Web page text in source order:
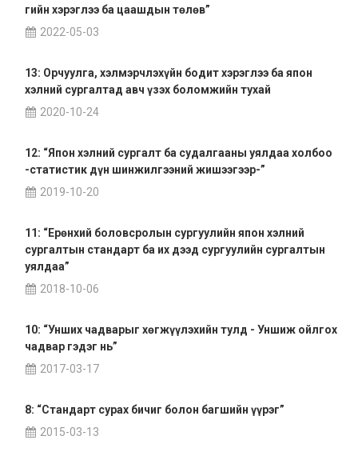
гийн хэрэглээ ба цаашдын төлөв”
2022-05-03
13: Орчуулга, хэлмэрчлэхүйн бодит хэрэглээ ба япон
хэлний сургалтад авч үзэх боломжийн тухай
2020-10-24
12: “Япон хэлний сургалт ба судалгааны уялдаа холбоо
-статистик дүн шинжилгээний жишээгээр-”
2019-10-20
11: “Ерөнхий боловсролын сургуулийн япон хэлний
сургалтын стандарт ба их дээд сургуулийн сургалтын
уялдаа”
2018-10-06
10: “Унших чадварыг хөгжүүлэхийн тулд - Уншиж ойлгох
чадвар гэдэг нь”
2017-03-17
8: “Стандарт сурах бичиг болон багшийн үүрэг”
2015-03-13